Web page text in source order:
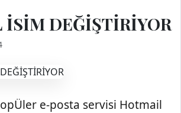
DEĞİŞTİRİYOR
e-posta servisi Hotmail